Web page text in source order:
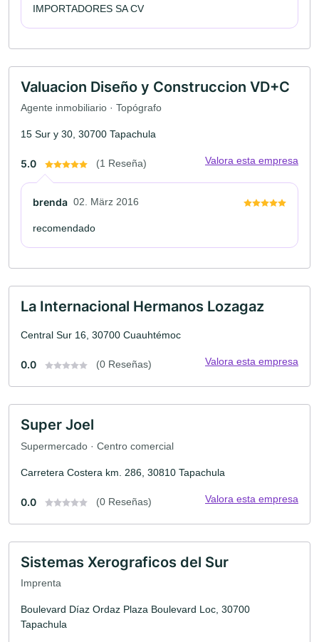
IMPORTADORES SA CV
Valuacion Diseño y Construccion VD+C
Agente inmobiliario · Topógrafo
15 Sur y 30, 30700 Tapachula
5.0 (1 Reseña) Valora esta empresa
brenda 02. März 2016
recomendado
La Internacional Hermanos Lozagaz
Central Sur 16, 30700 Cuauhtémoc
0.0 (0 Reseñas) Valora esta empresa
Super Joel
Supermercado · Centro comercial
Carretera Costera km. 286, 30810 Tapachula
0.0 (0 Reseñas) Valora esta empresa
Sistemas Xerograficos del Sur
Imprenta
Boulevard Díaz Ordaz Plaza Boulevard Loc, 30700
Tapachula